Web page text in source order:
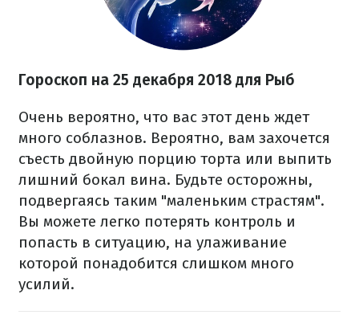
Гороскоп на 25 декабря 2018 для Рыб
Очень вероятно, что вас этот день ждет
много соблазнов. Вероятно, вам захочется
съесть двойную порцию торта или выпить
лишний бокал вина. Будьте осторожны,
подвергаясь таким "маленьким страстям".
Вы можете легко потерять контроль и
попасть в ситуацию, на улаживание
которой понадобится слишком много
усилий.